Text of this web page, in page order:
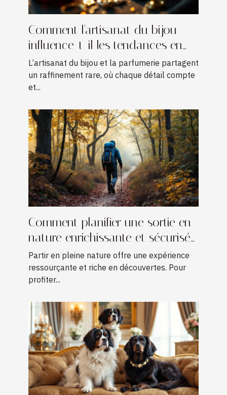
Comment l'artisanat du bijou
influence-t-il les tendances en
parfumerie ?
L’artisanat du bijou et la parfumerie partagent
un raffinement rare, où chaque détail compte
et...
Comment planifier une sortie en
nature enrichissante et sécurisée
?
Partir en pleine nature offre une expérience
ressourçante et riche en découvertes. Pour
profiter...